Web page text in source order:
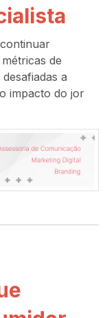
de
a
impacto do jor